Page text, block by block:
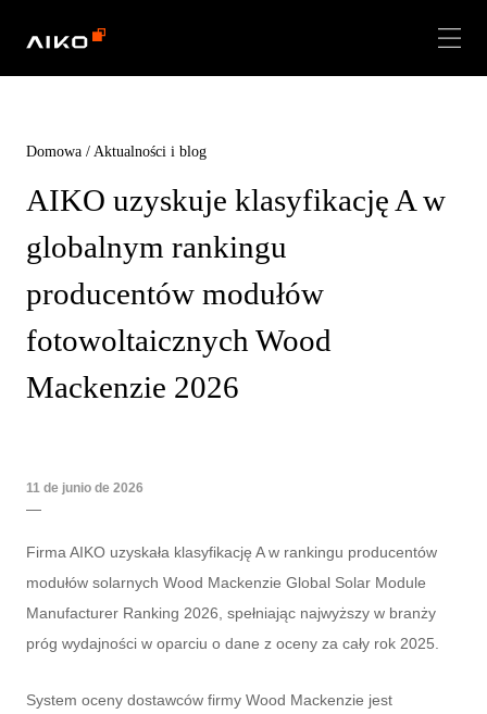
Domowa/Aktualności i blog
AIKO uzyskuje klasyfikację A w
globalnym rankingu
producentów modułów
fotowoltaicznych Wood
Mackenzie 2026
11 de junio de 2026
Firma AIKO uzyskała klasyfikację A w rankingu producentów
modułów solarnych Wood Mackenzie Global Solar Module
Manufacturer Ranking 2026, spełniając najwyższy w branży
próg wydajności w oparciu o dane z oceny za cały rok 2025.
System oceny dostawców firmy Wood Mackenzie jest